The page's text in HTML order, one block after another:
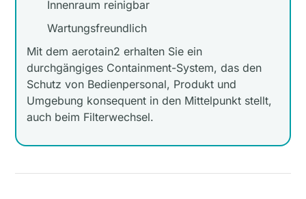
Innenraum reinigbar
Wartungsfreundlich
Mit dem aerotain2 erhalten Sie ein
durchgängiges Containment-System, das den
Schutz von Bedienpersonal, Produkt und
Umgebung konsequent in den Mittelpunkt stellt,
auch beim Filterwechsel.